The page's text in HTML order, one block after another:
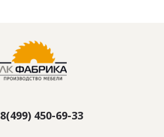
8(499) 450-69-33